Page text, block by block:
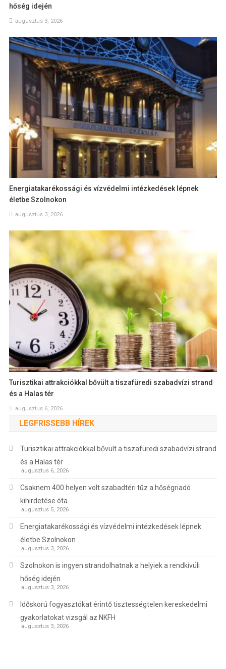
hőség idején
augusztus 3, 2026
Energiatakarékossági és vízvédelmi intézkedések lépnek
életbe Szolnokon
augusztus 3, 2026
Turisztikai attrakciókkal bővült a tiszafüredi szabadvízi strand
és a Halas tér
augusztus 6, 2026
LEGFRISSEBB HÍREK
Turisztikai attrakciókkal bővült a tiszafüredi szabadvízi strand
és a Halas tér
augusztus 6, 2026
Csaknem 400 helyen volt szabadtéri tűz a hőségriadó
kihirdetése óta
augusztus 5, 2026
Energiatakarékossági és vízvédelmi intézkedések lépnek
életbe Szolnokon
augusztus 3, 2026
Szolnokon is ingyen strandolhatnak a helyiek a rendkívüli
hőség idején
augusztus 3, 2026
Időskorú fogyasztókat érintő tisztességtelen kereskedelmi
gyakorlatokat vizsgál az NKFH
augusztus 3, 2026